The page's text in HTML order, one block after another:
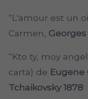
“L'amour est un
Carmen, Georges
“Kto ty, moy
carta) de Eugene
Tchaikovsky 1878